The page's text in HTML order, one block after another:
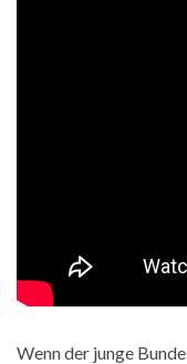
Wenn der junge